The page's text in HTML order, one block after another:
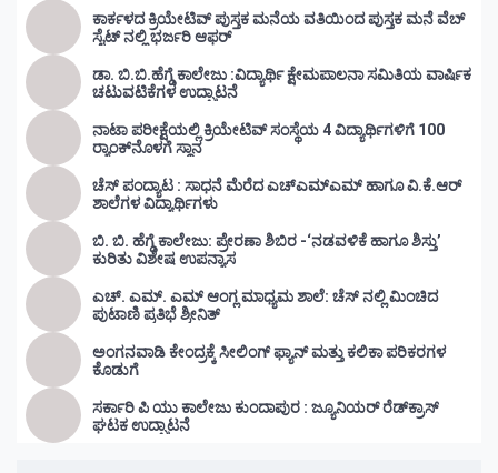
ಕಾರ್ಕಳದ ಕ್ರಿಯೇಟಿವ್ ಪುಸ್ತಕ ಮನೆಯ ವತಿಯಿಂದ ಪುಸ್ತಕ ಮನೆ ವೆಬ್
ಸೈಟ್ ನಲ್ಲಿ ಭರ್ಜರಿ ಆಫರ್
ಡಾ. ಬಿ.ಬಿ.ಹೆಗ್ಡೆ ಕಾಲೇಜು :ವಿದ್ಯಾರ್ಥಿ ಕ್ಷೇಮಪಾಲನಾ ಸಮಿತಿಯ ವಾರ್ಷಿಕ
ಚಟುವಟಿಕೆಗಳ ಉದ್ಘಾಟನೆ
ನಾಟಾ ಪರೀಕ್ಷೆಯಲ್ಲಿ ಕ್ರಿಯೇಟಿವ್ ಸಂಸ್ಥೆಯ 4 ವಿದ್ಯಾರ್ಥಿಗಳಿಗೆ 100
ರ‍್ಯಾಂಕ್‌ನೊಳಗೆ ಸ್ಥಾನ
ಚೆಸ್ ಪಂದ್ಯಾಟ : ಸಾಧನೆ ಮೆರೆದ ಎಚ್ಎಮ್ಎಮ್ ಹಾಗೂ ವಿ.ಕೆ.ಆರ್
ಶಾಲೆಗಳ ವಿದ್ಯಾರ್ಥಿಗಳು
ಬಿ. ಬಿ. ಹೆಗ್ಡೆ ಕಾಲೇಜು: ಪ್ರೇರಣಾ ಶಿಬಿರ -‘ನಡವಳಿಕೆ ಹಾಗೂ ಶಿಸ್ತು’
ಕುರಿತು ವಿಶೇಷ ಉಪನ್ಯಾಸ
ಎಚ್. ಎಮ್. ಎಮ್ ಆಂಗ್ಲ ಮಾಧ್ಯಮ ಶಾಲೆ: ಚೆಸ್ ನಲ್ಲಿ ಮಿಂಚಿದ
ಪುಟಾಣಿ ಪ್ರತಿಭೆ ಶ್ರೀನಿತ್
ಅಂಗನವಾಡಿ ಕೇಂದ್ರಕ್ಕೆ ಸೀಲಿಂಗ್ ಫ್ಯಾನ್ ಮತ್ತು ಕಲಿಕಾ ಪರಿಕರಗಳ
ಕೊಡುಗೆ
ಸರ್ಕಾರಿ ಪಿ ಯು ಕಾಲೇಜು ಕುಂದಾಪುರ : ಜ್ಯೂನಿಯರ್‌ ರೆಡ್‌ಕ್ರಾಸ್‌
ಘಟಕ ಉದ್ಘಾಟನೆ